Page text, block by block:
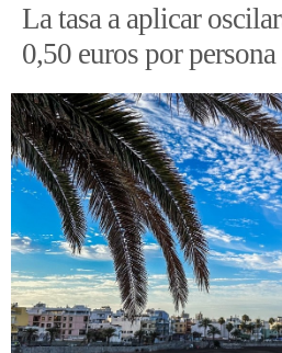
La tasa a aplicar
0,50 euros por